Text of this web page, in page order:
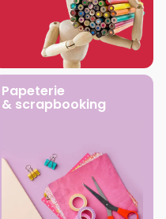
Papeterie
& scrapbooking